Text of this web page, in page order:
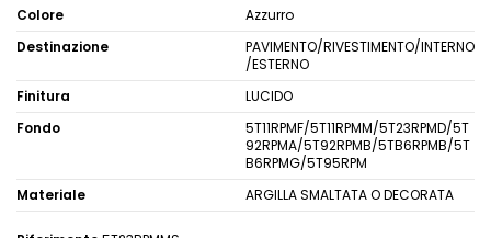
Colore
Azzurro
Destinazione
PAVIMENTO/RIVESTIMENTO/INTERNO
/ESTERNO
Finitura
LUCIDO
Fondo
5T11RPMF/5T11RPMM/5T23RPMD/5T
92RPMA/5T92RPMB/5TB6RPMB/5T
B6RPMG/5T95RPM
Materiale
ARGILLA SMALTATA O DECORATA